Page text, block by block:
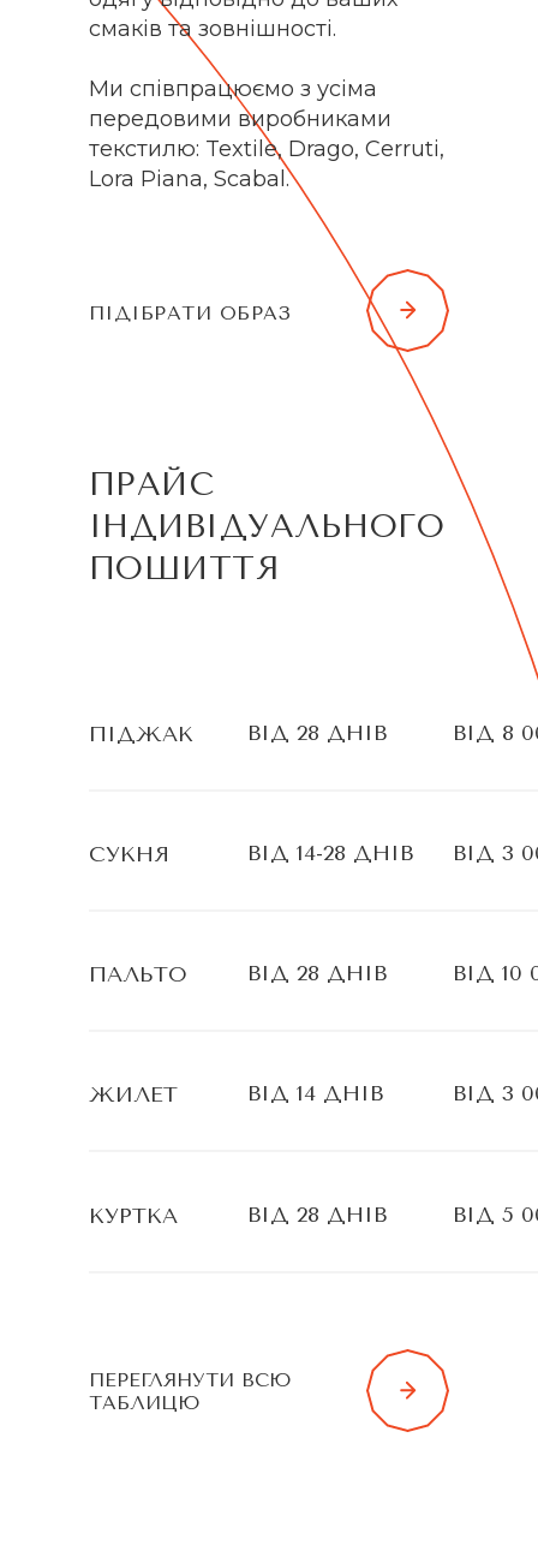
ПІДІБРАТИ ОБРАЗ
смаків та зовнішності.
Ми співпрацюємо з усіма
передовими виробниками
текстилю: Textile, Drago, Cerruti,
Lora Piana, Scabal.
ПРАЙС
ІНДИВІДУАЛЬНОГО
ПОШИТТЯ
ПІДЖАК
ПАЛЬТО
КУРТКА
СУКНЯ
ЖИЛЕТ
ВІД 8
ВІД 10
ВІД 5
ВІД 3
ВІД 3
ВІД 28 ДНІВ
ВІД 28 ДНІВ
ВІД 28 ДНІВ
ВІД 14-28 ДНІВ
ВІД 14 ДНІВ
ПЕРЕГЛЯНУТИ ВСЮ
ТАБЛИЦЮ